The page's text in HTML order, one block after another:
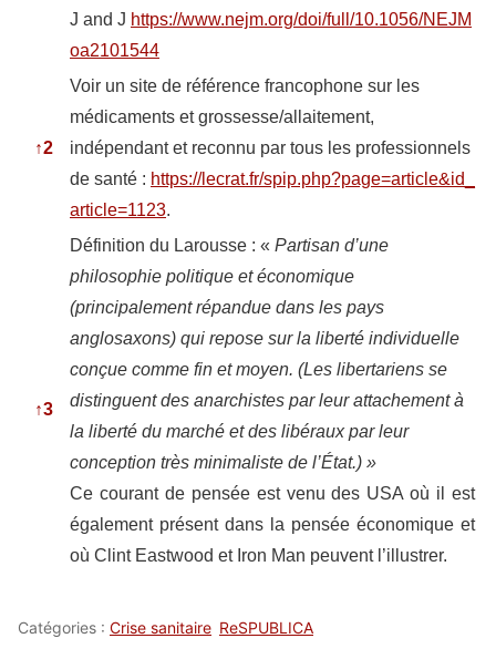
J and J https://www.nejm.org/doi/full/10.1056/NEJM
oa2101544
↑2
Voir un site de référence francophone sur les
médicaments et grossesse/allaitement,
indépendant et reconnu par tous les professionnels
de santé : https://lecrat.fr/spip.php?page=article&id_
article=1123.
↑3
Définition du Larousse : « Partisan d’une
philosophie politique et économique
(principalement répandue dans les pays
anglosaxons) qui repose sur la liberté individuelle
conçue comme fin et moyen. (Les libertariens se
distinguent des anarchistes par leur attachement à
la liberté du marché et des libéraux par leur
conception très minimaliste de l’État.) »
Ce courant de pensée est venu des USA où il est
également présent dans la pensée économique et
où Clint Eastwood et Iron Man peuvent l’illustrer.
Catégories : Crise sanitaire ReSPUBLICA